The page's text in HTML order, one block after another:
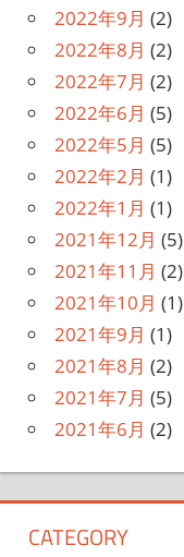
2022年9月 (2)
2022年8月 (2)
2022年7月 (2)
2022年6月 (5)
2022年5月 (5)
2022年2月 (1)
2022年1月 (1)
2021年12月 (5)
2021年11月 (2)
2021年10月 (1)
2021年9月 (1)
2021年8月 (2)
2021年7月 (5)
2021年6月 (2)
CATEGORY